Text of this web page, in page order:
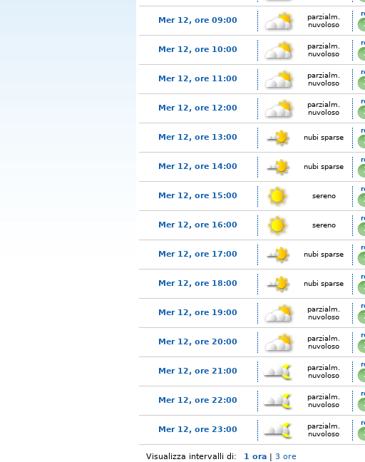
Mer 12, ore 09:00
parzialm.
nuvoloso
Mer 12, ore 10:00
parzialm.
nuvoloso
Mer 12, ore 11:00
parzialm.
nuvoloso
Mer 12, ore 12:00
parzialm.
nuvoloso
Mer 12, ore 13:00 nubi sparse
Mer 12, ore 14:00 nubi sparse
Mer 12, ore 15:00 sereno
Mer 12, ore 16:00 sereno
Mer 12, ore 17:00 nubi sparse
Mer 12, ore 18:00 nubi sparse
Mer 12, ore 19:00
parzialm.
nuvoloso
Mer 12, ore 20:00
parzialm.
nuvoloso
Mer 12, ore 21:00
parzialm.
nuvoloso
Mer 12, ore 22:00
parzialm.
nuvoloso
Mer 12, ore 23:00
parzialm.
nuvoloso
Visualizza intervalli di: 1 ora | 3 ore